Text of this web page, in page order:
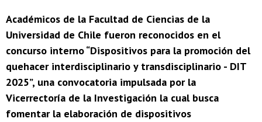
Académicos de la Facultad de Ciencias de la
Universidad de Chile fueron reconocidos en el
concurso interno “Dispositivos para la promoción del
quehacer interdisciplinario y transdisciplinario - DIT
2025”, una convocatoria impulsada por la
Vicerrectoría de la Investigación la cual busca
fomentar la elaboración de dispositivos